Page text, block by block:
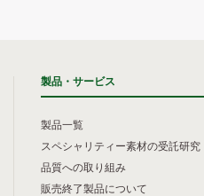
製品・サービス
製品一覧
スペシャリティー素材の受託研究
品質への取り組み
販売終了製品について